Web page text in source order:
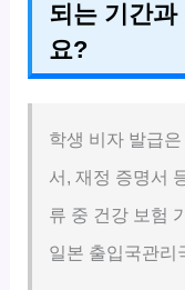
되는 기간
요?
학생 비자 발급은
서, 재정 증명서
류 중 건강 보험
일본 출입국관리